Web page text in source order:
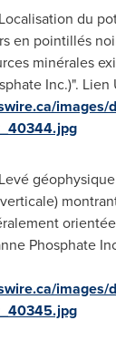
du
en pointillés
minérales
Inc.)". Lien
Phosphate